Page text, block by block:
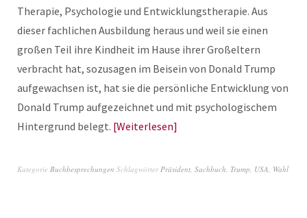
Therapie, Psychologie und Entwicklungstherapie. Aus
dieser fachlichen Ausbildung heraus und weil sie einen
großen Teil ihre Kindheit im Hause ihrer Großeltern
verbracht hat, sozusagen im Beisein von Donald Trump
aufgewachsen ist, hat sie die persönliche Entwicklung von
Donald Trump aufgezeichnet und mit psychologischem
Hintergrund belegt. Weiterlesen
Kategorie Buchbesprechungen SchlagwörterPräsident, Sachbuch, Trump, USA, Wahl